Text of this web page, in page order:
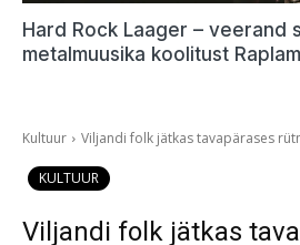
Hard Rock Laager – veerand
metalmuusika koolitust